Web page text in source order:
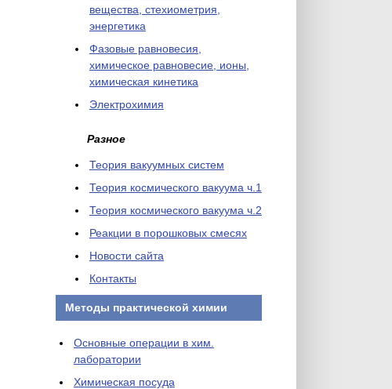
вещества, стехиометрия,
энергетика
Фазовые равновесия,
химическое равновесие, ионы,
химическая кинетика
Электрохимия
Разное
Теория вакуумных систем
Теория космического вакуума ч.1
Теория космического вакуума ч.2
Реакции в порошковых смесях
Новости сайта
Контакты
Методы практической химии
Основные операции в хим.
лаборатории
Химическая посуда